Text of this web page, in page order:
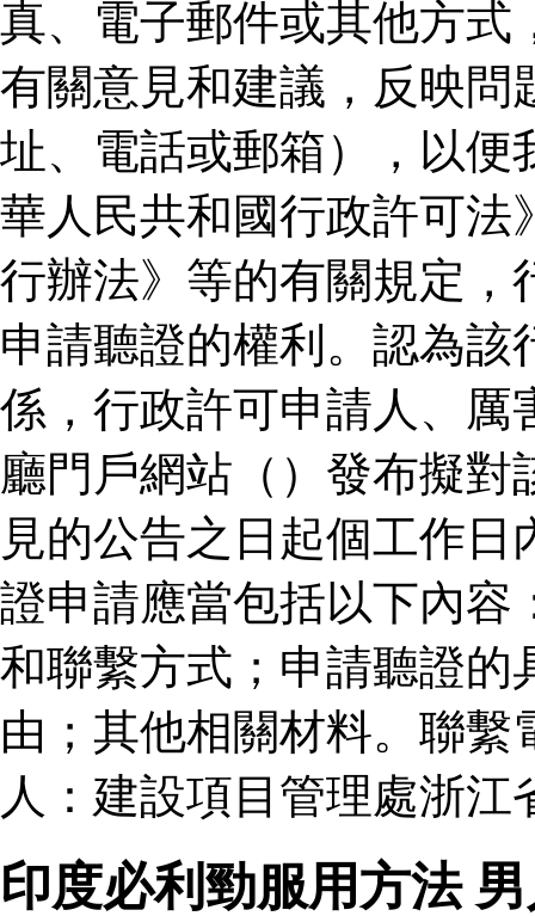
真、電子郵件或其他方式
有關意見和建議，反映問
址、電話或郵箱），以便
華人民共和國行政許可法
行辦法》等的有關規定，
申請聽證的權利。認為
係，行政許可申請人、厲
廳門戶網站（）發布擬
見的公告之日起個工作
證申請應當包括以下內容
和聯繫方式；申請聽證的
由；其他相關材料。聯
人：建設項目管理處浙
印度必利勁服用方法